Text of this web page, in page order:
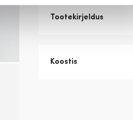
Tootekirjeldus
Koostis